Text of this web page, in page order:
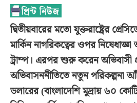
দ্বিতীয়বারের মতো যুক্তরাষ্ট্রের
মার্কিন নাগরিকত্বের ওপর
ট্রাম্প। এরপর শুরু করেন অভিবাসী
অভিবাসননীতিতে নতুন পরিকল্পনা
ডলারের (বাংলাদেশি মুদ্রায় ৬০